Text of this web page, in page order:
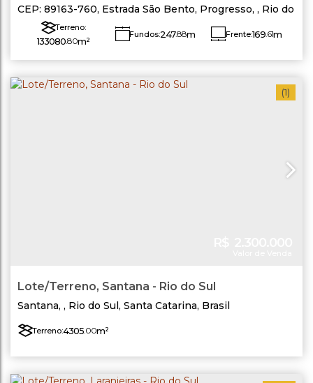
Sul
CEP: 89163-760, Estrada São Bento, Progresso , Rio do
Santa Catarina
Terreno:
133080.80m²
Fundos:247.88m Frente:169.61m
(1)
Lote/Terreno, Santana - Rio do Sul
Santana , Rio do Sul, Santa Catarina, Brasil
Terreno:4305.00m²